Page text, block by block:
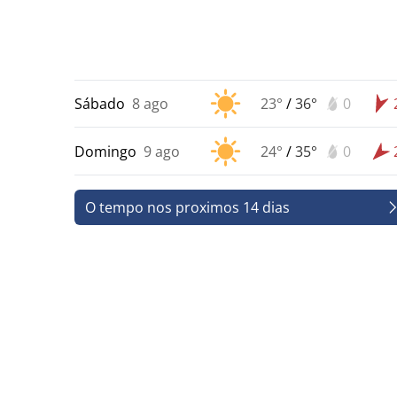
Sábado 8 ago 23° /36° 0
Domingo 9 ago 24° /35° 0
O tempo nos proximos 14 dias